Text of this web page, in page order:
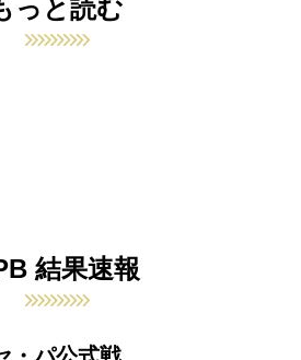
っと読む
結果速報